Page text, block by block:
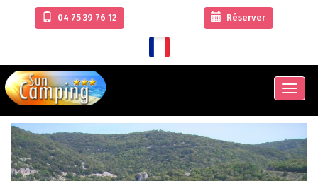
04 75 39 76 12 Réserver
Menu